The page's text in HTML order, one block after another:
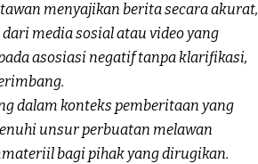
menyajikan berita secara akurat,
media sosial atau video yang
asosiasi negatif tanpa klarifikasi,
dalam konteks pemberitaan yang
unsur perbuatan melawan
bagi pihak yang dirugikan.